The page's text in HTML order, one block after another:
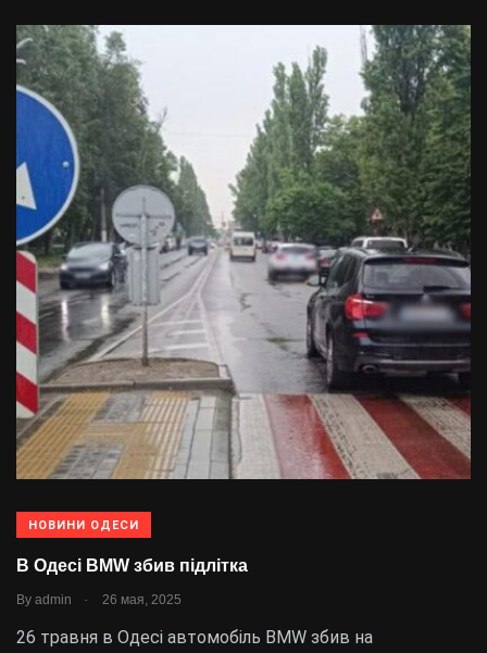
НОВИНИ ОДЕСИ
В Одесі BMW збив підлітка
By admin . 26 мая, 2025
26 травня в Одесі автомобіль BMW збив на